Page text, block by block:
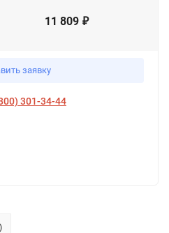
11 809 ₽
заявку
301-34-44